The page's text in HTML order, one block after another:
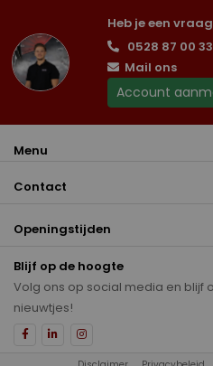
Heb je een
0528 87 00 33
Mail ons
Account
Menu
Contact
Openingstijden
Blijf op de hoogte
Volg ons op social media en blijf
nieuwtjes!